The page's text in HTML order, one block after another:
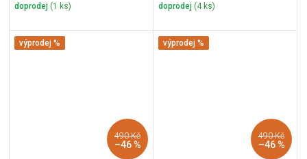
doprodej (1 ks)
doprodej (4 ks)
výprodej %
490 Kč
–46 %
výprodej %
490 Kč
–46 %